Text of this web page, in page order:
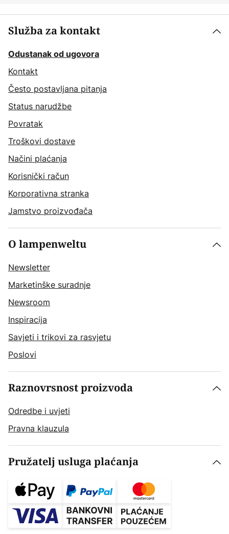
Služba za kontakt
Odustanak od ugovora
Kontakt
Često postavljana pitanja
Status narudžbe
Povratak
Troškovi dostave
Načini plaćanja
Korisnički račun
Korporativna stranka
Jamstvo proizvođača
O lampenweltu
Newsletter
Marketinške suradnje
Newsroom
Inspiracija
Savjeti i trikovi za rasvjetu
Poslovi
Raznovrsnost proizvoda
Odredbe i uvjeti
Pravna klauzula
Pružatelj usluga plaćanja